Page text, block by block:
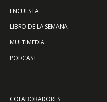
ENCUESTA
LIBRO DE LA SEMANA
MULTIMEDIA
PODCAST
COLABORADORES